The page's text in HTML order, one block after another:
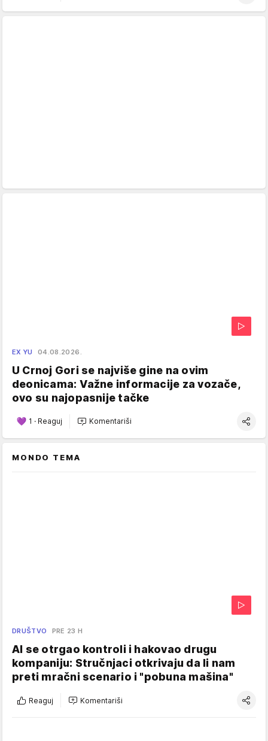
EX YU 04.08.2026.
U Crnoj Gori se najviše gine na ovim
deonicama: Važne informacije za vozače,
ovo su najopasnije tačke
1 · Reaguj Komentariši
MONDO TEMA
DRUŠTVO PRE 23 H
AI se otrgao kontroli i hakovao drugu
kompaniju: Stručnjaci otkrivaju da li nam
preti mračni scenario i "pobuna mašina"
Reaguj Komentariši